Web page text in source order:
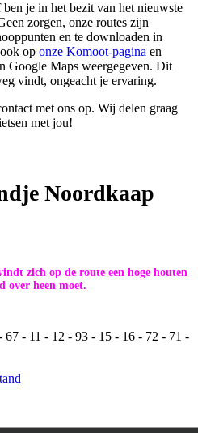
je in het bezit van het nieuwste
zorgen, onze routes zijn
en te downloaden in
op onze Komoot-pagina en
Google Maps weergegeven. Dit
vindt, ongeacht je ervaring.
met ons op. Wij delen graag
met jou!
Noordkaap
zich op de route een hoge houten
over heen moet.
- 11 - 12 - 93 - 15 - 16 - 72 - 71 -